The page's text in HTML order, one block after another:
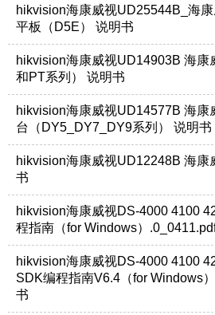
hikvision海康威视UD25544B_海
平板（D5E） 说明书
hikvision海康威视UD14903B 海康
和PT系列） 说明书
hikvision海康威视UD14577B 海康
台（DY5_DY7_DY9系列） 说明书
hikvision海康威视UD12248B 海康
书
hikvision海康威视DS-4000 4100
程指南（for Windows）
hikvision海康威视DS-4000 4100
SDK编程指南V6.4（for Windows
书